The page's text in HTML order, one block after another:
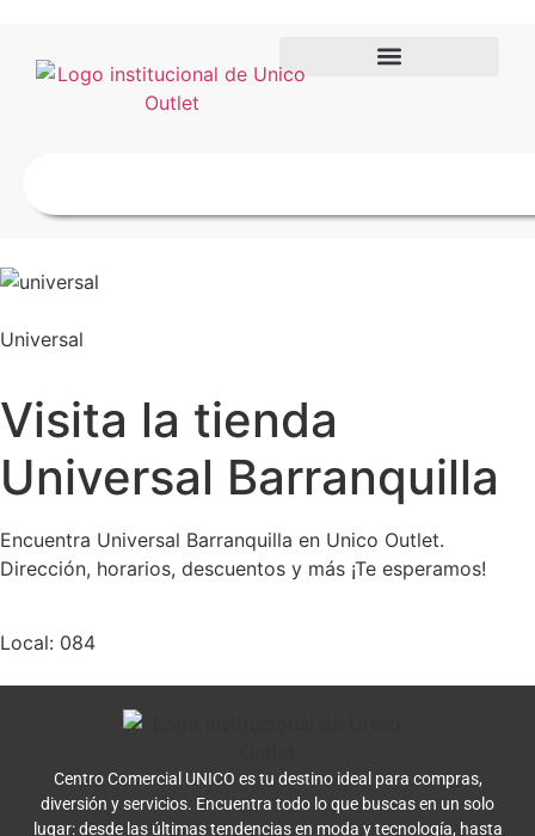
Universal
Visita la tienda
Universal Barranquilla
Encuentra Universal Barranquilla en Unico Outlet.
Dirección, horarios, descuentos y más ¡Te esperamos!
Local: 084
Centro Comercial UNICO es tu destino ideal para compras,
diversión y servicios. Encuentra todo lo que buscas en un solo
lugar: desde las últimas tendencias en moda y tecnología, hasta